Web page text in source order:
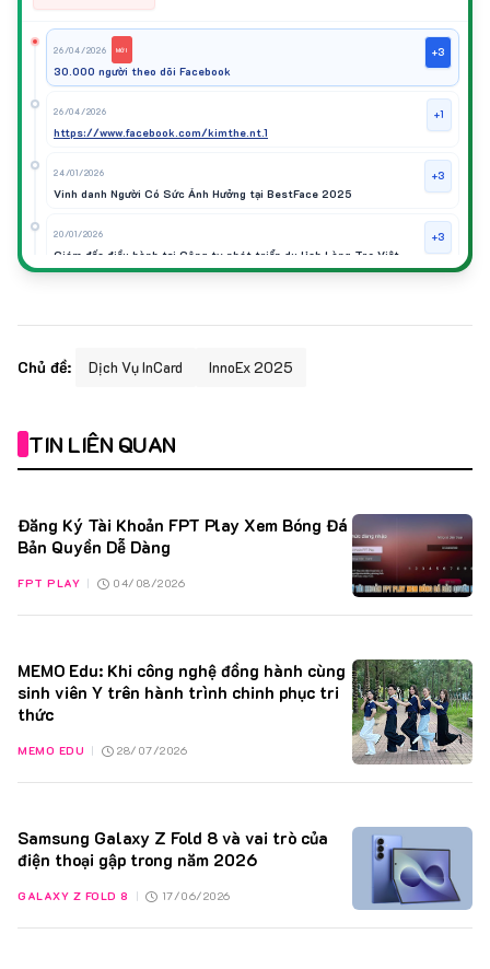
26/04/2026 MỚI
30.000 người theo dõi Facebook
+3
26/04/2026
https://www.facebook.com/kimthe.nt.1
+1
24/01/2026
Vinh danh Người Có Sức Ảnh Hưởng tại BestFace 2025
+3
20/01/2026
Giám đốc điều hành tại Công ty phát triển du lịch Làng Tre Việt
+3
31/12/2025
Chi nhánh Trung tâm Keva thứ 3 tại Minh Thành, Bình Phước
Đạt huấn luyện viên xuất sắc tại Việt Nam iconic Award 2025
31/12/2025 +2
31/12/2025
Diễn viên chính tiểu phẩm tại Cty Nam An Land
+3
Ban tổ chức cuộc thi Tài năng nhí 2025 tại Bình Phước
+3
20/01/2025
20/01/2025
Giảng viên đào tạo dance tại Keva Academy 2025 (4 khóa/năm)
+2
Đại diện thương hiệu cho công ty bất động sản Nam An Land 2025
+2
Chủ đề: Dịch Vụ InCard InnoEx 2025
TIN LIÊN QUAN
Đăng Ký Tài Khoản FPT Play Xem Bóng Đá
Bản Quyền Dễ Dàng
FPT PLAY 04/08/2026
MEMO Edu: Khi công nghệ đồng hành cùng
sinh viên Y trên hành trình chinh phục tri
thức
MEMO EDU 28/07/2026
Samsung Galaxy Z Fold 8 và vai trò của
điện thoại gập trong năm 2026
GALAXY Z FOLD 8 17/06/2026